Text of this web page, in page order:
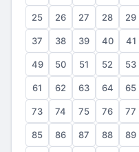
25 26 27 28 29
37 38 39 40 41
49 50 51 52 53
61 62 63 64 65
73 74 75 76 77
85 86 87 88 89